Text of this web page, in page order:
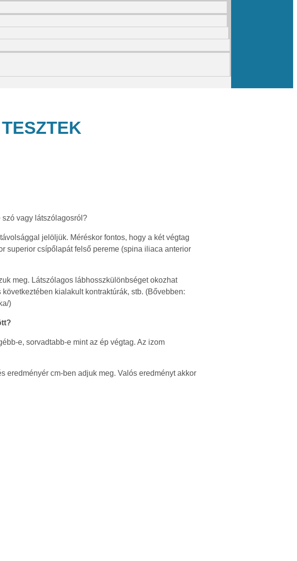
vagy látszólagosról?
jelöljük. Méréskor fontos, hogy a két végtag
superior csípőlapát felső pereme (spina iliaca anterior
meg. Látszólagos lábhosszkülönbséget okozhat
kialakult kontraktúrák, stb. (Bővebben:
)
e, sorvadtabb-e mint az ép végtag. Az izom
eredményér cm-ben adjuk meg. Valós eredményt akkor